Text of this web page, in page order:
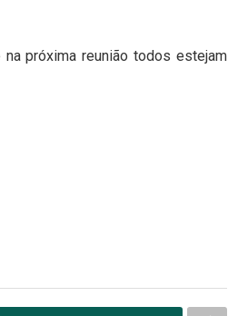
próxima reunião todos estejam